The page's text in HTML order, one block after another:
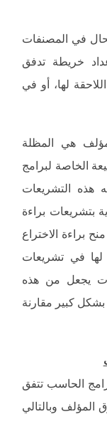
في المصنفات
خريطة تدفق
لها، أو في
هي المظلة
الخاصة لبرامج
هذه التشريعات
بتشريعات براءة
براءة الاختراع
لها في تشريعات
يجعل من هذه
كبير مقارنة
الحاسب تتفق
المؤلف وبالتالي